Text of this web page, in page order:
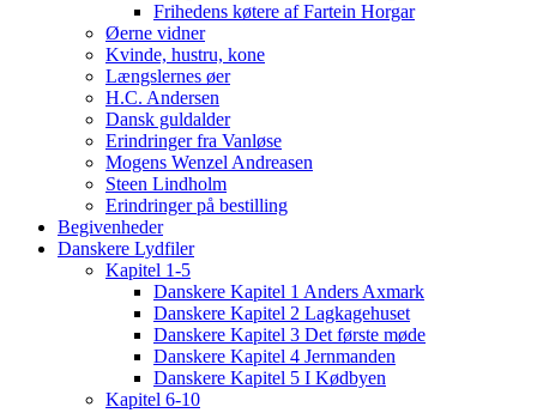
Frihedens køtere af Fartein Horgar
Øerne vidner
Kvinde, hustru, kone
Længslernes øer
H.C. Andersen
Dansk guldalder
Erindringer fra Vanløse
Mogens Wenzel Andreasen
Steen Lindholm
Erindringer på bestilling
Begivenheder
Danskere Lydfiler
Kapitel 1-5
Danskere Kapitel 1 Anders Axmark
Danskere Kapitel 2 Lagkagehuset
Danskere Kapitel 3 Det første møde
Danskere Kapitel 4 Jernmanden
Danskere Kapitel 5 I Kødbyen
Kapitel 6-10